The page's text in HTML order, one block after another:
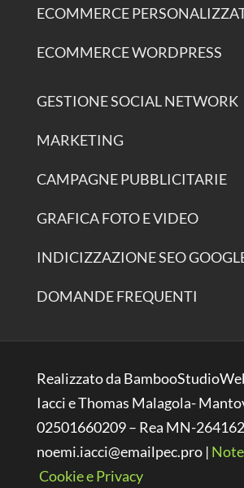
ECOMMERCE
ECOMMERCE WORDPRESS
GESTIONE SOCIAL NETWORK
MARKETING
CAMPAGNE PUBBLICITARIE
GRAFICA FOTO E VIDEO
INDICIZZAZIONE SEO
DOMANDE FREQUENTI
Realizzato da
Iacci e Thomas Malagola-
02501660209 – Rea MN-
noemi.iacci@emailpec.pro |
Cookie e Privacy